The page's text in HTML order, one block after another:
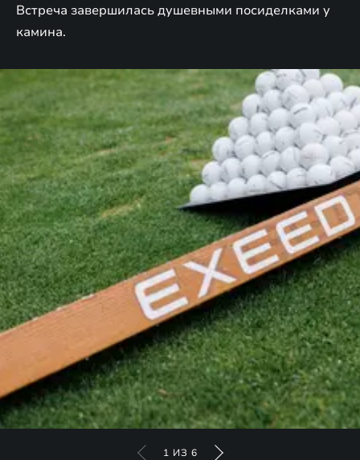
Встреча завершилась душевными посиделками у
камина.
1 ИЗ 6